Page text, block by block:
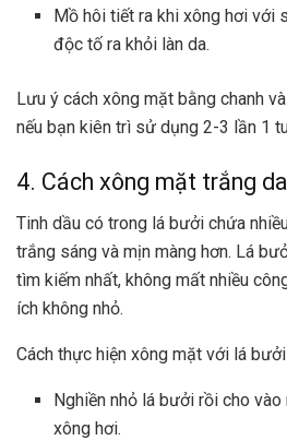
Mồ hôi tiết ra khi xông hơi với
độc tố ra khỏi làn da.
Lưu ý cách xông mặt bằng chanh
nếu bạn kiên trì sử dụng 2-3 lần 1
4. Cách xông mặt trắng
Tinh dầu có trong lá bưởi chứa
trắng sáng và mịn màng hơn. Lá
tìm kiếm nhất, không mất nhiều
ích không nhỏ.
Cách thực hiện xông mặt với lá
Nghiền nhỏ lá bưởi rồi cho
xông hơi.